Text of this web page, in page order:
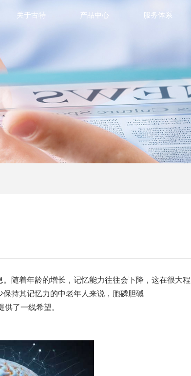
关于古特 产品中心 服务体系
随着年龄的增长，记忆能力往往会下降，这在很大程
持其记忆力的中老年人来说，胞磷胆碱
了一线希望。